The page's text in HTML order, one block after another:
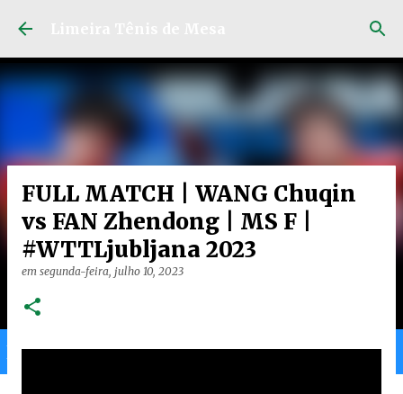
Home Limeira Gran Ranking
FULL MATCH | WANG Chuqin
vs FAN Zhendong | MS F |
#WTTLjubljana 2023
em segunda-feira, julho 10, 2023